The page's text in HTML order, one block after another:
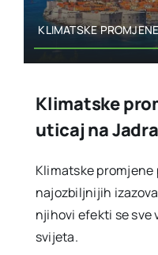
KLIMATSKE
Klimatske
uticaj na
Klimatske
najozbiljnijih
njihovi efekti se sve
svijeta.